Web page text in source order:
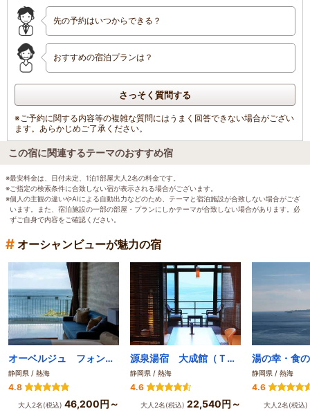
先の予約はいつからできる？
おすすめの宿泊プランは？
さっそく質問する
※ご予約に関する内容等の複雑な質問にはうまく回答できない場合がござい
ます。あらかじめご了承ください。
この宿に関連するテーマのおすすめ宿
※最安料金は、日付未定、1泊1部屋大人2名の料金です。
※ご指定の検索条件に合致しない宿が表示される場合がございます。
※個人の主観の違いやAIによる自動出力などのため、テーマと宿泊施設が合致しない場合がござ
います。また、宿泊施設の一部の部屋・プランにしかテーマが合致しない場合があります。必
ずご自身で内容をご確認ください。
# オーシャンビューが魅力の宿
オーベルジュ フォンテーヌブロー熱海
静岡県 / 熱海
4.8
大人2名(税込) 46,200円～
源泉湯宿 大成館（ＴＡＩＳＥＩＫＡＮ）
静岡県 / 熱海
4.6
大人2名(税込) 22,540円～
湯の幸・食
静岡県 / 熱海
4.6
大人2名(税込)